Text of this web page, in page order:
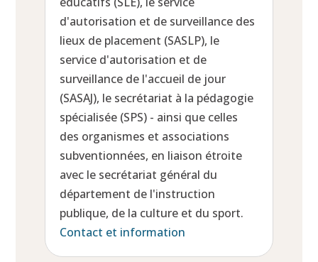
d'autorisation et de surveillance des
lieux de placement (SASLP), le
service d'autorisation et de
surveillance de l'accueil de jour
(SASAJ), le secrétariat à la pédagogie
spécialisée (SPS) - ainsi que celles
des organismes et associations
subventionnées, en liaison étroite
avec le secrétariat général du
département de l'instruction
publique, de la culture et du sport.
Contact et information